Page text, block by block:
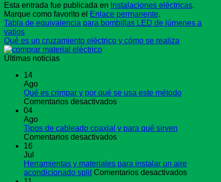
Esta entrada fue publicada en Instalaciones eléctricas.
Marque como favorito el Enlace permanente.
Tabla de equivalencia para bombillas LED de lúmenes a
vatios
Qué es un cruzamiento eléctrico y cómo se realiza
Últimas noticias
14
Ago
Qué es crimpar y por qué se usa este método
Comentarios desactivadosen
crimpar
y
se
usa
04
Ago
Tipos de cableado coaxial y para qué sirven
Comentarios desactivadosen
cableado
coaxial
16
Jul
Herramientas y materiales para instalar un aire
acondicionado split Comentarios desactivadosen